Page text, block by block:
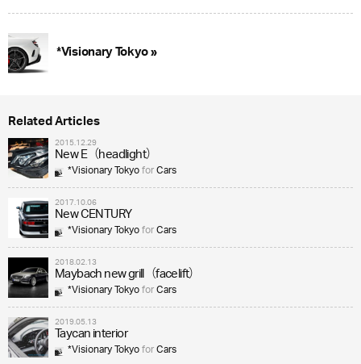
*Visionary Tokyo »
Related Articles
2015.12.29
New E（headlight）
*Visionary TokyoforCars
2017.10.06
New CENTURY
*Visionary TokyoforCars
2018.02.13
Maybach new grill（facelift）
*Visionary TokyoforCars
2019.05.13
Taycan interior
*Visionary TokyoforCars